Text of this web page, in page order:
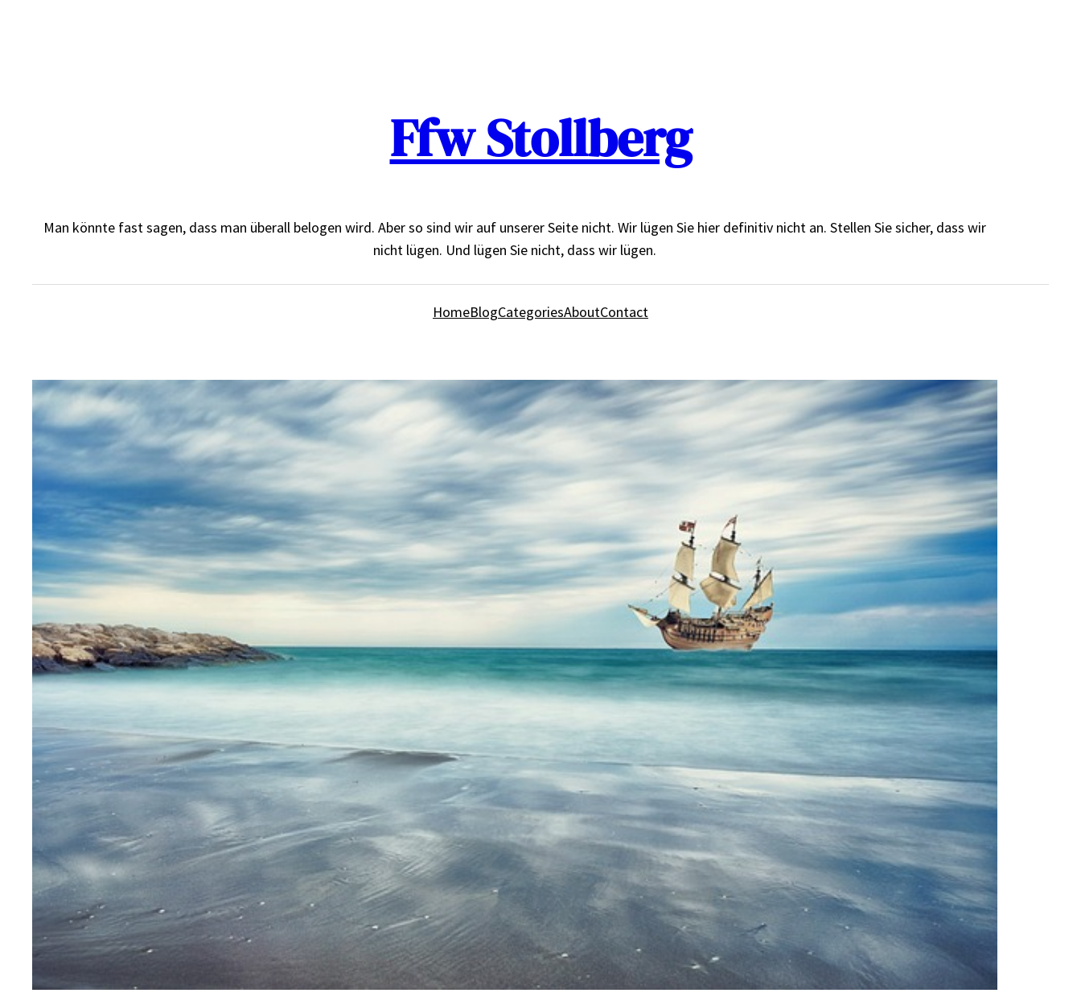
Ffw Stollberg
Man könnte fast sagen, dass man überall belogen wird. Aber so sind wir auf unserer Seite nicht. Wir lügen Sie hier definitiv nicht an. Stellen Sie sicher, dass wir
nicht lügen. Und lügen Sie nicht, dass wir lügen.
HomeBlogCategoriesAboutContact